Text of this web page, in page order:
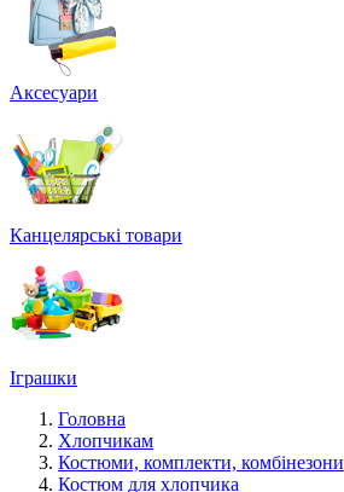
Аксесуари
Канцелярські товари
Іграшки
Головна
Хлопчикам
Костюми, комплекти, комбінезони
Костюм для хлопчика